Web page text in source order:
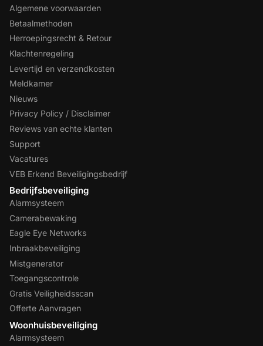
Algemene voorwaarden
Betaalmethoden
Herroepingsrecht & Retour
Klachtenregeling
Levertijd en verzendkosten
Meldkamer
Nieuws
Privacy Policy / Disclaimer
Reviews van echte klanten
Support
Vacatures
VEB Erkend Beveiligingsbedrijf
Bedrijfsbeveiliging
Alarmsysteem
Camerabewaking
Eagle Eye Networks
Inbraakbeveiliging
Mistgenerator
Toegangscontrole
Gratis Veiligheidsscan
Offerte Aanvragen
Woonhuisbeveiliging
Alarmsysteem